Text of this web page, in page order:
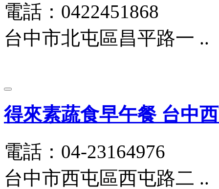
電話：0422451868
台中市北屯區昌平路一 ..
得來素蔬食早午餐 台中
電話：04-23164976
台中市西屯區西屯路二 ..